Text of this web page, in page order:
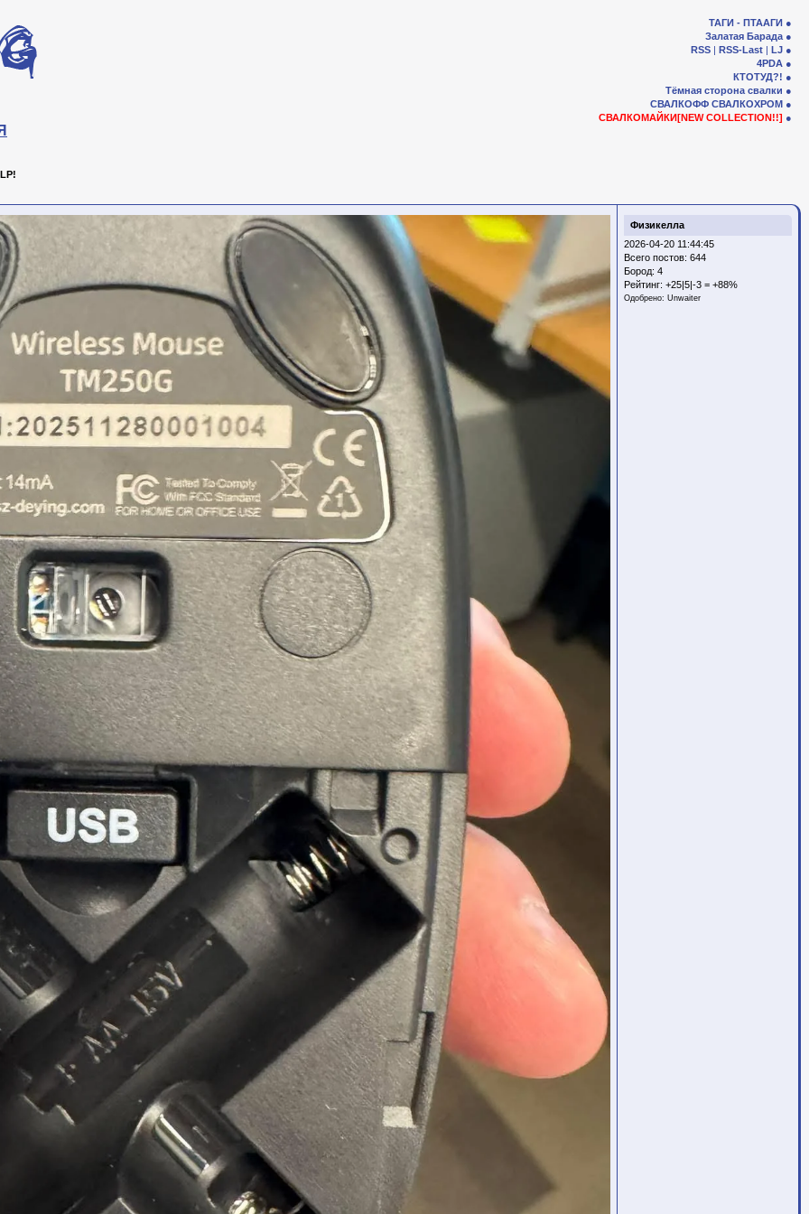
ТАГИ - ПТААГИ
Залатая Барада
RSS | RSS-Last | LJ
4PDA
КТОТУД?!
Тёмная сторона свалки
СВАЛКОФФ СВАЛКОХРОМ
СВАЛКОМАЙКИ[NEW COLLECTION!!]
Физикелла
2026-04-20 11:44:45
Всего постов: 644
Бород: 4
Рейтинг: +25|5|-3 = +88%
Одобрено: Unwaiter